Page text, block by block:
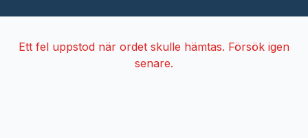
Ett fel uppstod när ordet skulle hämtas. Försök igen
senare.